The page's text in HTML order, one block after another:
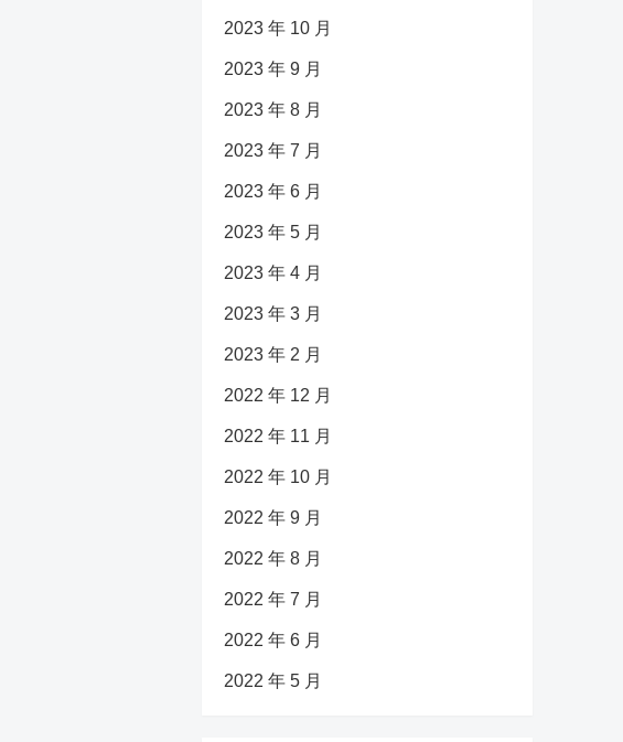
2023 年 10 月
2023 年 9 月
2023 年 8 月
2023 年 7 月
2023 年 6 月
2023 年 5 月
2023 年 4 月
2023 年 3 月
2023 年 2 月
2022 年 12 月
2022 年 11 月
2022 年 10 月
2022 年 9 月
2022 年 8 月
2022 年 7 月
2022 年 6 月
2022 年 5 月